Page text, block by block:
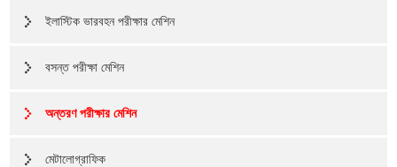
ইলাস্টিক ভারবহন পরীক্ষার মেশিন
বসন্ত পরীক্ষা মেশিন
অন্তরণ পরীক্ষার মেশিন
মেটালোগ্রাফিক